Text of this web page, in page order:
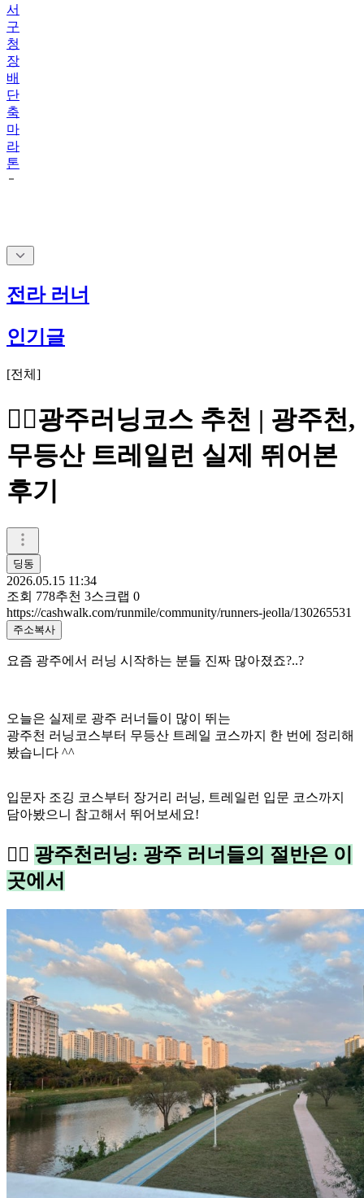
서
구
청
장
배
단
축
마
라
톤
전라 러너
인기글
[전체 ]
🏃‍♂️광주러닝코스 추천 | 광주천,
무등산 트레일런 실제 뛰어본
후기
딩동
2026.05.15 11:34
조회 778추천 3스크랩 0
https://cashwalk.com/runmile/community/runners-jeolla/130265531
주소복사
요즘 광주에서 러닝 시작하는 분들 진짜 많아졌죠?..?
오늘은 실제로 광주 러너들이 많이 뛰는
광주천 러닝코스부터 무등산 트레일 코스까지 한 번에 정리해
봤습니다 ^^
입문자 조깅 코스부터 장거리 러닝, 트레일런 입문 코스까지
담아봤으니 참고해서 뛰어보세요!
🏃‍♂️ 광주천러닝: 광주 러너들의 절반은 이
곳에서